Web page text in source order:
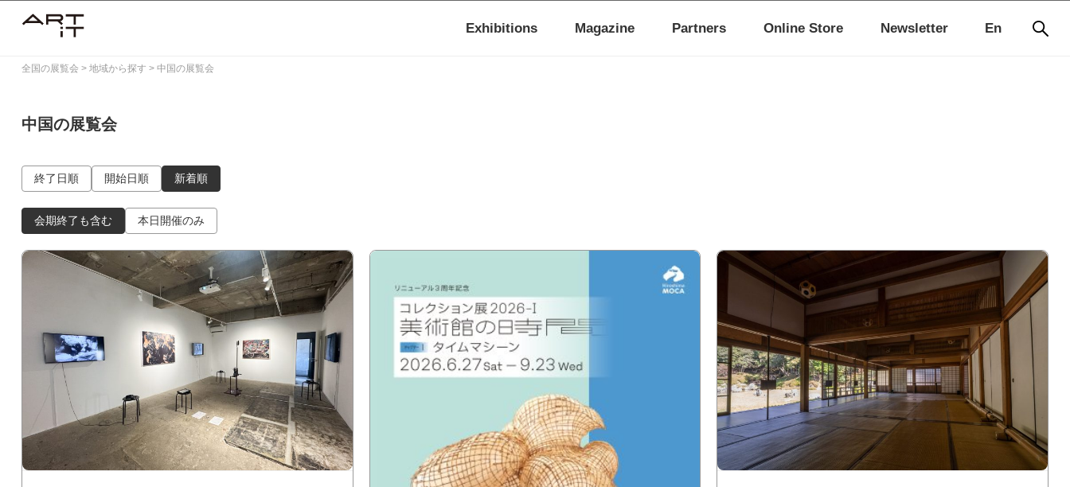
En
Exhibitions Magazine Partners Online Store Newsletter
全国の展覧会 > 地域から探す > 中国の展覧会
中国の展覧会
終了日順 開始日順 新着順
会期終了も含む 本日開催のみ